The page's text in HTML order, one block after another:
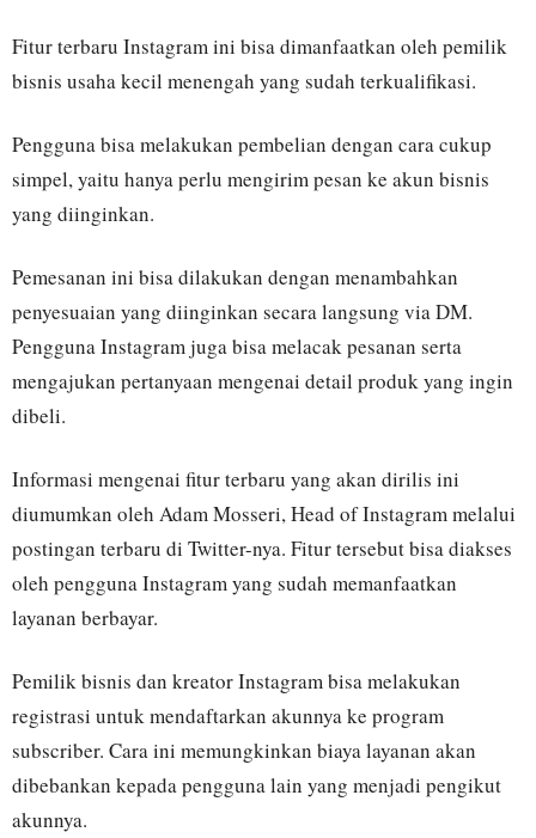
Fitur terbaru Instagram ini bisa dimanfaatkan oleh pemilik
bisnis usaha kecil menengah yang sudah terkualifikasi.
Pengguna bisa melakukan pembelian dengan cara cukup
simpel, yaitu hanya perlu mengirim pesan ke akun bisnis
yang diinginkan.
Pemesanan ini bisa dilakukan dengan menambahkan
penyesuaian yang diinginkan secara langsung via DM.
Pengguna Instagram juga bisa melacak pesanan serta
mengajukan pertanyaan mengenai detail produk yang ingin
dibeli.
Informasi mengenai fitur terbaru yang akan dirilis ini
diumumkan oleh Adam Mosseri, Head of Instagram melalui
postingan terbaru di Twitter-nya. Fitur tersebut bisa diakses
oleh pengguna Instagram yang sudah memanfaatkan
layanan berbayar.
Pemilik bisnis dan kreator Instagram bisa melakukan
registrasi untuk mendaftarkan akunnya ke program
subscriber. Cara ini memungkinkan biaya layanan akan
dibebankan kepada pengguna lain yang menjadi pengikut
akunnya.